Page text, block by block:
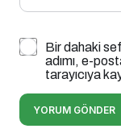
Bir dahaki
adımı, e-
tarayıcıya
YORUM GÖNDER